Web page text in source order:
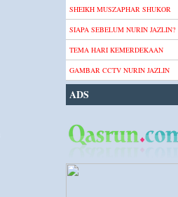
SHEIKH MUSZAPHAR SHUKOR
SIAPA SEBELUM NURIN JAZLIN?
TEMA HARI KEMERDEKAAN
GAMBAR CCTV NURIN JAZLIN
ADS